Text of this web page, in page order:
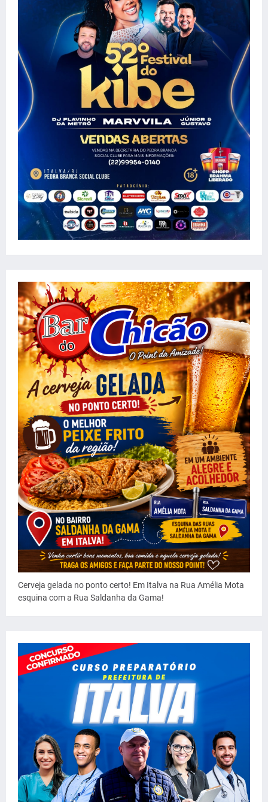
Cerveja gelada no ponto certo! Em Italva na Rua Amélia Mota
esquina com a Rua Saldanha da Gama!